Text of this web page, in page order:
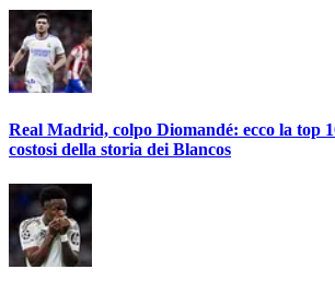
Real Madrid, colpo Diomandé: ecco la top
costosi della storia dei Blancos